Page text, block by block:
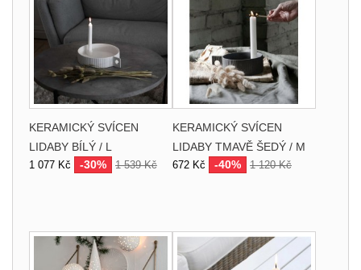
KERAMICKÝ SVÍCEN
LIDABY BÍLÝ / L
1 077 Kč -30% 1 539 Kč
KERAMICKÝ SVÍCEN
LIDABY TMAVĚ ŠEDÝ / M
672 Kč -40% 1 120 Kč